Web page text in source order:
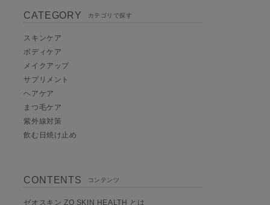
CATEGORY カテゴリで探す
スキンケア
ボディケア
メイクアップ
サプリメント
ヘアケア
まつ毛ケア
紫外線対策
飲む日焼け止め
CONTENTS コンテンツ
ゼオスキン ZO SKIN HEALTH とは